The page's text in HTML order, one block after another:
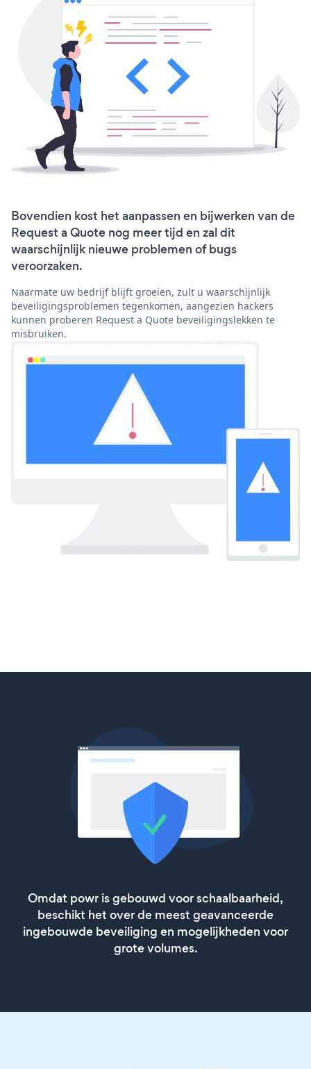
Bovendien kost het aanpassen en bijwerken van de
Request a Quote nog meer tijd en zal dit
waarschijnlijk nieuwe problemen of bugs
veroorzaken.
Naarmate uw bedrijf blijft groeien, zult u waarschijnlijk
beveiligingsproblemen tegenkomen, aangezien hackers
kunnen proberen Request a Quote beveiligingslekken te
misbruiken.
Omdat powr is gebouwd voor schaalbaarheid,
beschikt het over de meest geavanceerde
ingebouwde beveiliging en mogelijkheden voor
grote volumes.